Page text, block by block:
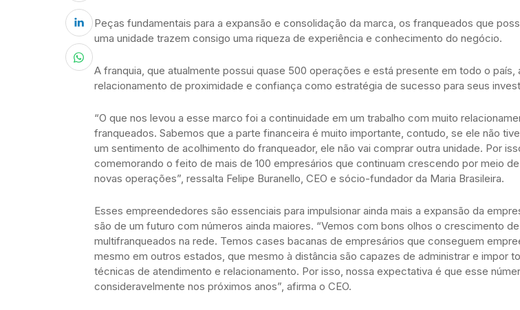
Peças fundamentais para a expansão e consolidação da marca, os franqueados que
uma unidade trazem consigo uma riqueza de experiência e conhecimento do negócio.
A franquia, que atualmente possui quase 500 operações e está presente em todo o país,
relacionamento de proximidade e confiança como estratégia de sucesso para seus
“O que nos levou a esse marco foi a continuidade em um trabalho com muito
franqueados. Sabemos que a parte financeira é muito importante, contudo, se ele não
um sentimento de acolhimento do franqueador, ele não vai comprar outra unidade. Por
comemorando o feito de mais de 100 empresários que continuam crescendo por meio
novas operações”, ressalta Felipe Buranello, CEO e sócio-fundador da Maria Brasileira.
Esses empreendedores são essenciais para impulsionar ainda mais a expansão da
são de um futuro com números ainda maiores. “Vemos com bons olhos o crescimento de
multifranqueados na rede. Temos cases bacanas de empresários que conseguem
mesmo em outros estados, que mesmo à distância são capazes de administrar e impor
técnicas de atendimento e relacionamento. Por isso, nossa expectativa é que esse
consideravelmente nos próximos anos”, afirma o CEO.